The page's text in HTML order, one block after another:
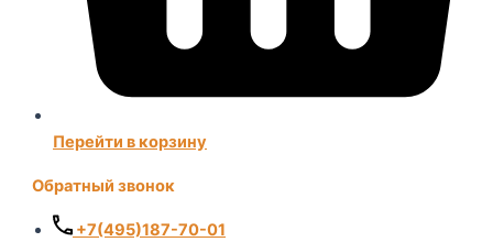
Перейти в корзину
Обратный звонок
+7(495)187-70-01